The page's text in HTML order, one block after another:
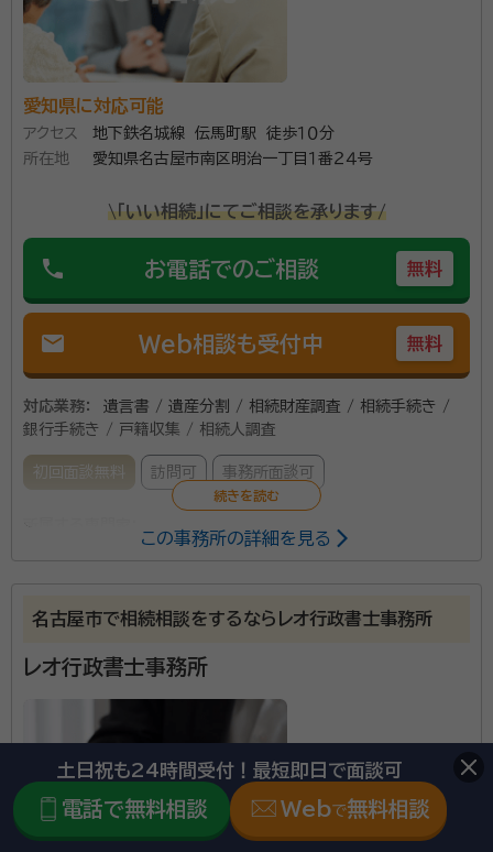
面談の感想
家から近かったので仕事終わりでも対応してくださいました。とても助か
りました。
契約後の感想
しっかり話をしてくれて、わかりやすくおしえてもらいました。
愛知県豊橋市の東海道五十三次の３３番目の宿場であ
る二川宿にて事務所を構えています。 ここは全国でも大
成２７年より行政書士登録を行い現在まで相続関連の業
務を中心に行ってきました。 司法書士、税理士と連携し
事務所にお寄りください。目印は格子がある建物です。
資格等：行政書士
所属団体： 愛知県行政書士会
愛知県に対応可能
アクセス
地下鉄名城線 伝馬町駅 徒歩１０分
所在地
愛知県名古屋市南区明治一丁目１番２４号
\「いい相続」にてご相談を承ります/
phone お電話でのご相談 無料
mail Web相談も受付中 無料
対応業務：
遺言書 / 遺産分割 / 相続財産調査 / 相続手続き /
銀行手続き / 戸籍収集 / 相続人調査
初回面談無料 訪問可 事務所面談可
管理士 FP
この事務所の詳細を見る
名古屋市で相続相談をするならレオ行政書士事務所
レオ行政書士事務所
土日祝も24時間受付！最短即日で面談可
電話で無料相談 Webで無料相談